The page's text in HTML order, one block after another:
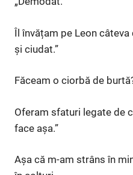
Îl învățam pe Leon câteva
și ciudat.”
Făceam o ciorbă de
Oferam sfaturi legate de
face așa.”
Așa că m-am strâns în